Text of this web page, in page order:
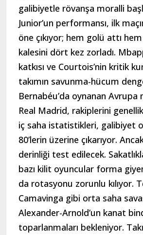
galibiyetle rövanşa moralli
Junior’un performansı, ilk
öne çıkıyor; hem golü attı
kalesini dört kez zorladı.
katkısı ve Courtois’nin kritik
takımın savunma-hücum
Bernabéu’da oynanan Avrupa
Real Madrid, rakiplerini
iç saha istatistikleri, galibiyet
80’lerin üzerine çıkarıyor.
derinliği test edilecek.
bazı kilit oyuncular forma
da rotasyonu zorunlu kılıyor.
Camavinga gibi orta saha
Alexander-Arnold’un kanat
toparlanmaları bekleniyor.